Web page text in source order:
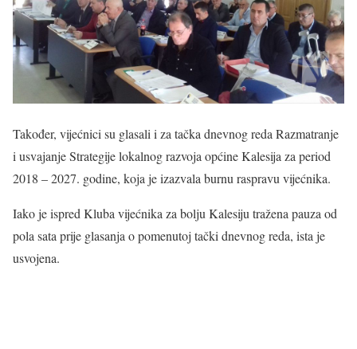
Također, vijećnici su glasali i za tačka dnevnog reda Razmatranje
i usvajanje Strategije lokalnog razvoja općine Kalesija za period
2018 – 2027. godine, koja je izazvala burnu raspravu vijećnika.
Iako je ispred Kluba vijećnika za bolju Kalesiju tražena pauza od
pola sata prije glasanja o pomenutoj tački dnevnog reda, ista je
usvojena.